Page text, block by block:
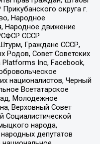
округа г.
Народное
Народное движение
СССР
Граждане СССР,
Родов, Совет Советских
Inc, Facebook,
националистов, Черный
Всетатарское
Молодежное
Верховный Совет
Социалистической
народа,
депутатов